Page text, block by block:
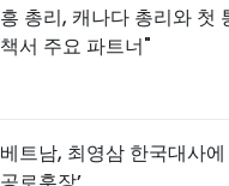
흥 총리, 캐나다 총리와 첫
책서 주요 파트너"
베트남, 최영삼 한국대사에